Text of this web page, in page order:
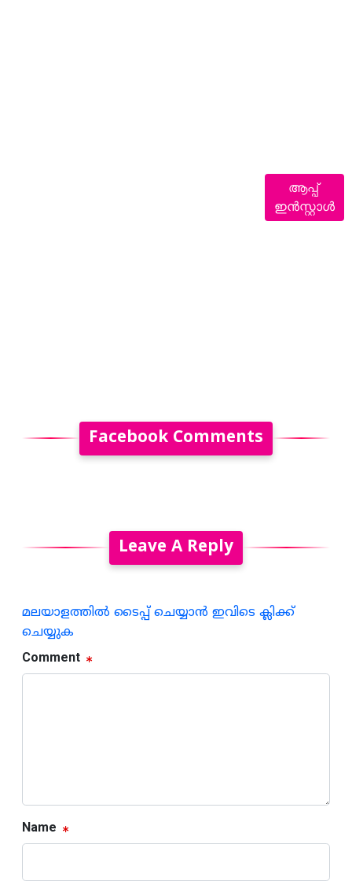
Facebook Comments
Leave A Reply
മലയാളത്തില്‍ ടൈപ്പ് ചെയ്യാന്‍ ഇവിടെ ക്ലിക്ക്
ചെയ്യുക
Comment
Name
ആപ്പ്
ഇൻസ്റ്റാൾ